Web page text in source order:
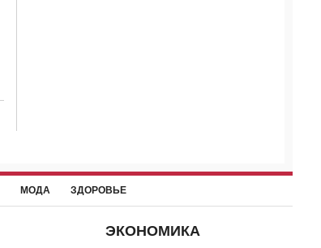
МОДА ЗДОРОВЬЕ
ЭКОНОМИКА